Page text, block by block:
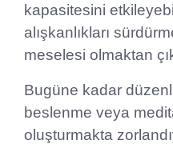
kapasitesini
alışkanlıkları
meselesi olmaktan
Bugüne kadar
beslenme veya
oluşturmakta